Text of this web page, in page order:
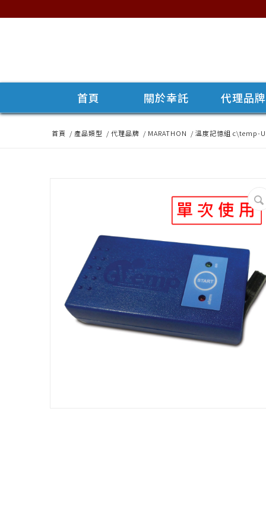
首頁 關於幸託 代理品牌
首頁 / 產品類型 / 代理品牌 / MARATHON / 溫度記憶組 c\temp-